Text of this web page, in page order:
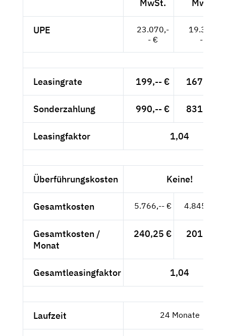
MwSt. MwSt.
UPE
23.070,-
- €
19.387,-
- €
Leasingrate 199,-- € 167,23 €
Sonderzahlung 990,-- € 831,93 €
Leasingfaktor 1,04
Überführungskosten Keine!
Gesamtkosten 5.766,-- € 4.845,38 €
Gesamtkosten /
Monat
240,25 € 201,89 €
Gesamtleasingfaktor 1,04
Laufzeit 24 Monate